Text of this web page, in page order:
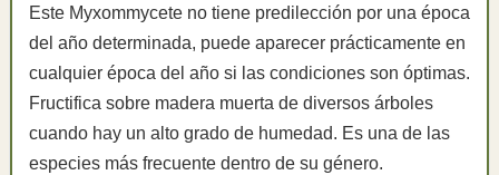
Este Myxommycete no tiene predilección por una época
del año determinada, puede aparecer prácticamente en
cualquier época del año si las condiciones son óptimas.
Fructifica sobre madera muerta de diversos árboles
cuando hay un alto grado de humedad. Es una de las
especies más frecuente dentro de su género.